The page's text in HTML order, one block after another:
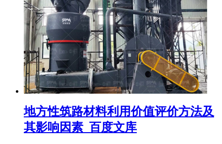
地方性筑路材料利用价值评价方法及
其影响因素_百度文库